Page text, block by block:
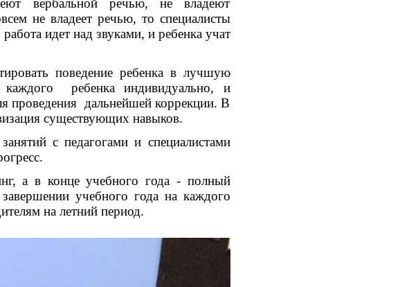
вербальной речью, не владеют
не владеет речью, то специалисты
идет над звуками, и ребенка учат
поведение ребенка в лучшую
каждого ребенка индивидуально, и
проведения дальнейшей коррекции. В
существующих навыков.
с педагогами и специалистами
а в конце учебного года - полный
учебного года на каждого
на летний период.